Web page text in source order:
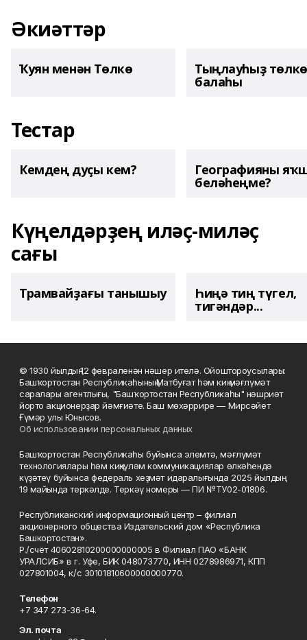
Әкиәттәр
Ҡуян менән Төлкө Тыңлауһыҙ төлкө
балаһы
Тестар
Кемдең дуҫы кем? Географияны
беләһеңме?
Күңелдәрҙең иләҫ-миләҫ
сағы
Трамвайҙағы танышыу Һиңә тиң түгел,
тигәндәр...
© 1930 йылдың 12 февраленән нәшер ителә. Ойоштороусылары:
Башҡортостан Республикаһының Матбуғат һәм киң мәғлүмәт
саралары агентлығы, "Башҡортостан Республикаһы" нәшриәт
йорто акционерҙар йәмғиәте. Баш мөхәррире — Мирсәйет
Ғүмәр улы Юнысов.
Об использовании персональных данных
Башҡортостан Республикаһы буйынса элемтә, мәғлүмәт
технологиялары һәм киңкүләм коммуникациялар өлкәһендә
күҙәтеү буйынса федераль хеҙмәт идаралығында 2025 йылдың
19 майында теркәлде. Теркәү номеры — ПИ №ТУ02-01806.
Республиканский информационный центр – филиал
акционерного общества Издательский дом «Республика
Башкортостан».
Р./счёт 40602810200000000005 в Филиал ПАО «БАНК
УРАЛСИБ» в г. Уфе, БИК 048073770, ИНН 0278986971, КПП
027801004, к/с 30101810600000000770.
Телефон
+7 347 273-36-64.
Эл. почта